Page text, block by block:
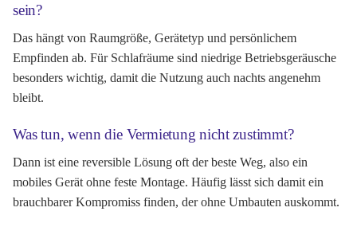
sein?
Das hängt von Raumgröße, Gerätetyp und persönlichem
Empfinden ab. Für Schlafräume sind niedrige Betriebsgeräusche
besonders wichtig, damit die Nutzung auch nachts angenehm
bleibt.
Was tun, wenn die Vermietung nicht zustimmt?
Dann ist eine reversible Lösung oft der beste Weg, also ein
mobiles Gerät ohne feste Montage. Häufig lässt sich damit ein
brauchbarer Kompromiss finden, der ohne Umbauten auskommt.